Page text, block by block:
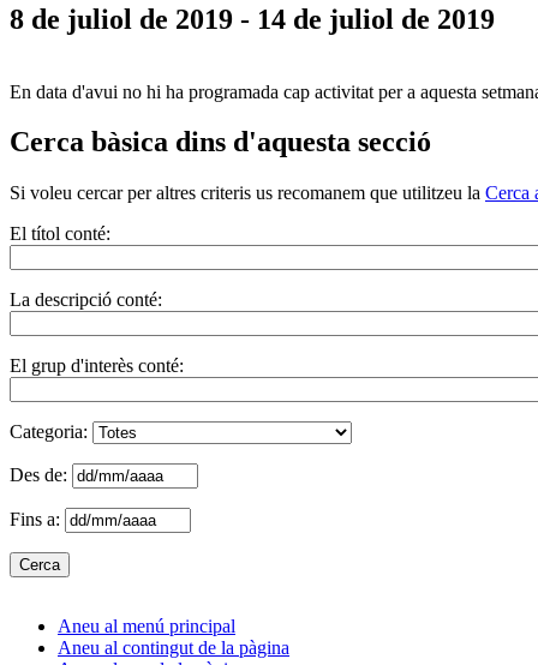
8 de juliol de 2019 - 14 de juliol de 2019
En data d'avui no hi ha programada cap activitat per a aquesta
Cerca bàsica dins d'aquesta secció
Si voleu cercar per altres criteris us recomanem que utilitzeu la Cerca
El títol conté:
La descripció conté:
El grup d'interès conté:
Categoria:
Des de:
Fins a:
Aneu al menú principal
Aneu al contingut de la pàgina